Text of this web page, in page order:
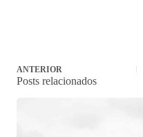
ANTERIOR
Posts relacionados